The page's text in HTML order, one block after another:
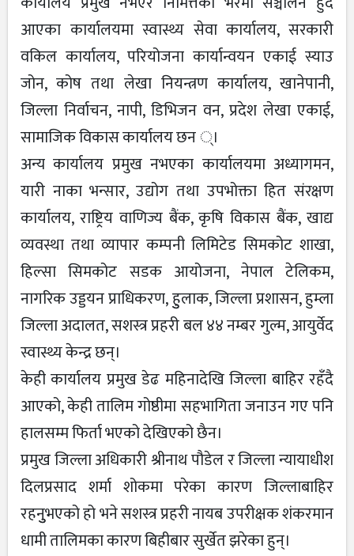
आएका कार्यालयमा स्वास्थ्य सेवा कार्यालय, सरकारी
वकिल कार्यालय, परियोजना कार्यान्वयन एकाई स्याउ
जोन, कोष तथा लेखा नियन्त्रण कार्यालय, खानेपानी,
जिल्ला निर्वाचन, नापी, डिभिजन वन, प्रदेश लेखा एकाई,
सामाजिक विकास कार्यालय छन ्।
अन्य कार्यालय प्रमुख नभएका कार्यालयमा अध्यागमन,
यारी नाका भन्सार, उद्योग तथा उपभोक्ता हित संरक्षण
कार्यालय, राष्ट्रिय वाणिज्य बैंक, कृषि विकास बैंक, खाद्य
व्यवस्था तथा व्यापार कम्पनी लिमिटेड सिमकोट शाखा,
हिल्सा सिमकोट सडक आयोजना, नेपाल टेलिकम,
नागरिक उड्डयन प्राधिकरण, हुुलाक, जिल्ला प्रशासन, हुम्ला
जिल्ला अदालत, सशस्त्र प्रहरी बल ४४ नम्बर गुल्म, आयुर्वेद
स्वास्थ्य केन्द्र छन्।
केही कार्यालय प्रमुख डेढ महिनादेखि जिल्ला बाहिर रहँदै
आएको, केही तालिम गोष्ठीमा सहभागिता जनाउन गए पनि
हालसम्म फिर्ता भएको देखिएको छैन।
प्रमुख जिल्ला अधिकारी श्रीनाथ पौडेल र जिल्ला न्यायाधीश
दिलप्रसाद शर्मा शोकमा परेका कारण जिल्लाबाहिर
रहनुुभएको हो भने सशस्त्र प्रहरी नायब उपरीक्षक शंकरमान
धामी तालिमका कारण बिहीबार सुर्खेत झरेका हुन्।